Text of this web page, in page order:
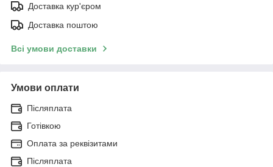
Доставка кур'єром
Доставка поштою
Всі умови доставки
Умови оплати
Післяплата
Готівкою
Оплата за реквізитами
Післяплата